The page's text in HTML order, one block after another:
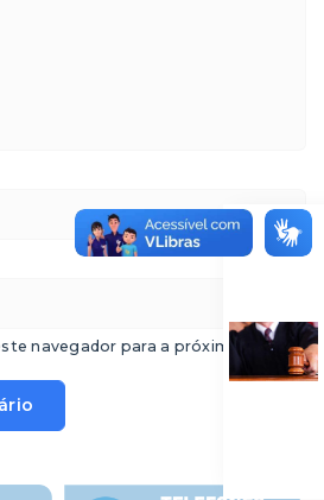
navegador para a próxima vez que